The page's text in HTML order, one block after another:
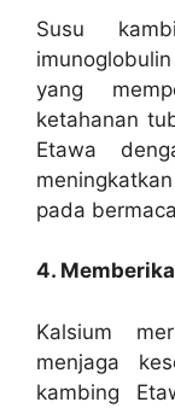
Susu
yang
ketahanan
Etawa
pada
4.
Kalsium
menjaga
kambing